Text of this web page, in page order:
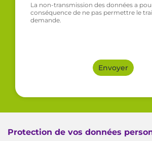
La non-transmission des données a
conséquence de ne pas permettre le
demande.
Envoyer
Protection de vos données